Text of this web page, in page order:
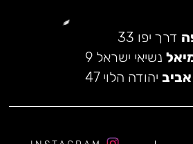
דרך יפו 33
נשיאי ישראל 9
יהודה הלוי 47